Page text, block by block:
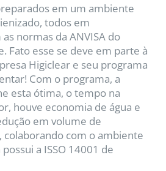
em um ambiente
todos em
normas da ANVISA do
Fato esse se deve em parte à
Higiclear e seu programa
Com o programa, a
esta ótima, o tempo na
houve economia de água e
em volume de
com o ambiente
a ISSO 14001 de